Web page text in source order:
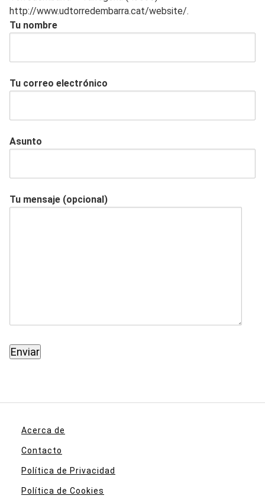
http://www.udtorredembarra.cat/website/.
Tu nombre
Tu correo electrónico
Asunto
Tu mensaje (opcional)
Acerca de
Contacto
Política de Privacidad
Política de Cookies